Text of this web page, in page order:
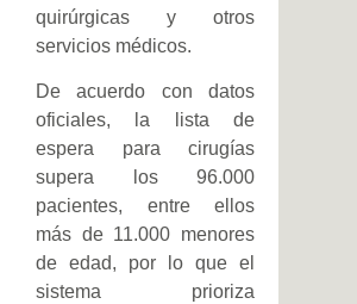
quirúrgicas y otros
servicios médicos.
De acuerdo con datos
oficiales, la lista de
espera para cirugías
supera los 96.000
pacientes, entre ellos
más de 11.000 menores
de edad, por lo que el
sistema prioriza